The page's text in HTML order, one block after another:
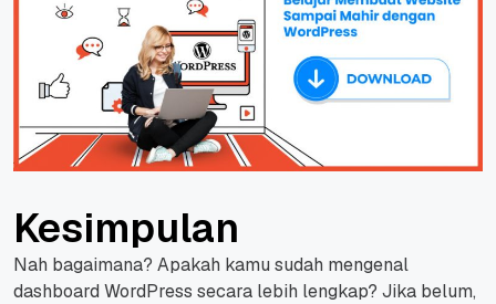
Kesimpulan
Nah bagaimana? Apakah kamu sudah mengenal
dashboard WordPress secara lebih lengkap? Jika belum,